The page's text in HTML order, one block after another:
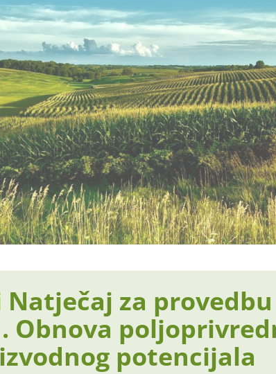
za
Obnova
potencijala